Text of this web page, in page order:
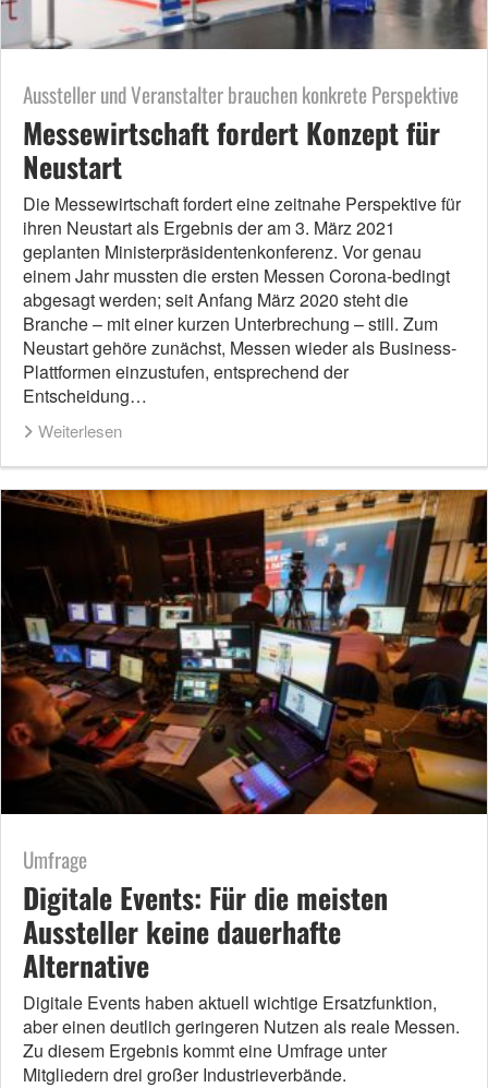
Aussteller und Veranstalter brauchen konkrete Perspektive
Messewirtschaft fordert Konzept für
Neustart
Die Messewirtschaft fordert eine zeitnahe Perspektive für
ihren Neustart als Ergebnis der am 3. März 2021
geplanten Ministerpräsidentenkonferenz. Vor genau
einem Jahr mussten die ersten Messen Corona-bedingt
abgesagt werden; seit Anfang März 2020 steht die
Branche – mit einer kurzen Unterbrechung – still. Zum
Neustart gehöre zunächst, Messen wieder als Business-
Plattformen einzustufen, entsprechend der
Entscheidung…
Weiterlesen
Umfrage
Digitale Events: Für die meisten
Aussteller keine dauerhafte
Alternative
Digitale Events haben aktuell wichtige Ersatzfunktion,
aber einen deutlich geringeren Nutzen als reale Messen.
Zu diesem Ergebnis kommt eine Umfrage unter
Mitgliedern drei großer Industrieverbände.